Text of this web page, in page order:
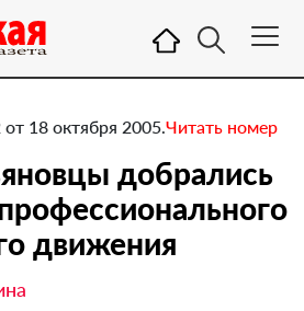
18 октября 2005.Читать номер
добрались
движения